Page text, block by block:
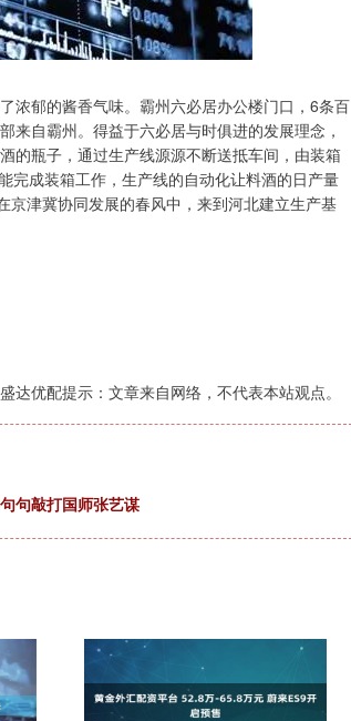
浓郁的酱香气味。霸州六必居办公楼门口，6条百
自霸州。得益于六必居与时俱进的发展理念，
的瓶子，通过生产线源源不断送抵车间，由装箱
完成装箱工作，生产线的自动化让料酒的日产量
津冀协同发展的春风中，来到河北建立生产基
盛达优配提示：文章来自网络，不代表本站观点。
句敲打国师张艺谋